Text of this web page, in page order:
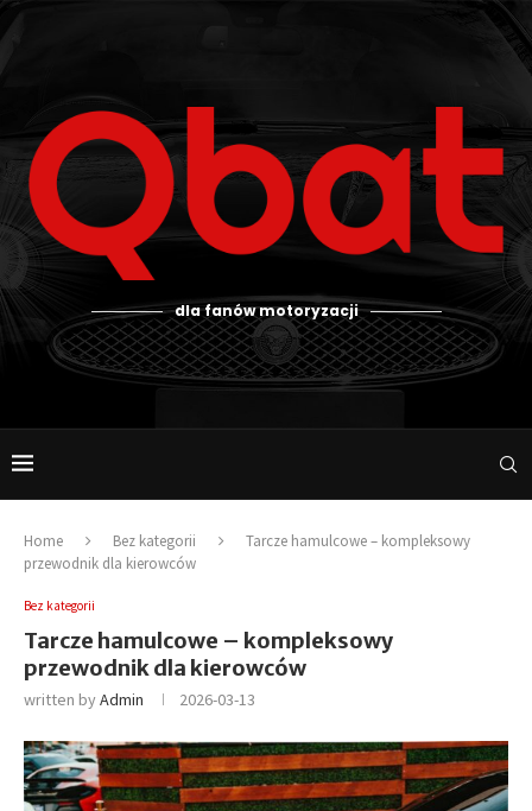
dla fanów motoryzacji
Home Bez kategorii
Tarcze hamulcowe – kompleksowy
przewodnik dla kierowców
Bez kategorii
Tarcze hamulcowe – kompleksowy
przewodnik dla kierowców
written byAdmin 2026-03-13